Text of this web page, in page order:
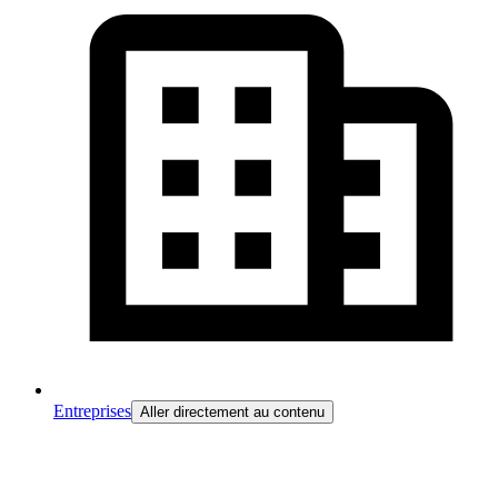
Entreprises Aller directement au contenu